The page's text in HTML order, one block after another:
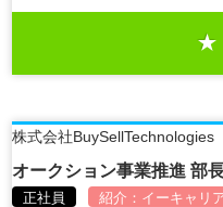
株式会社BuySellTechnologies
オークション事業推進 部
正社員 紹介： イーキャリ